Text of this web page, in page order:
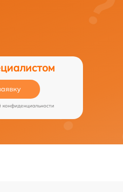
конфиденциальности